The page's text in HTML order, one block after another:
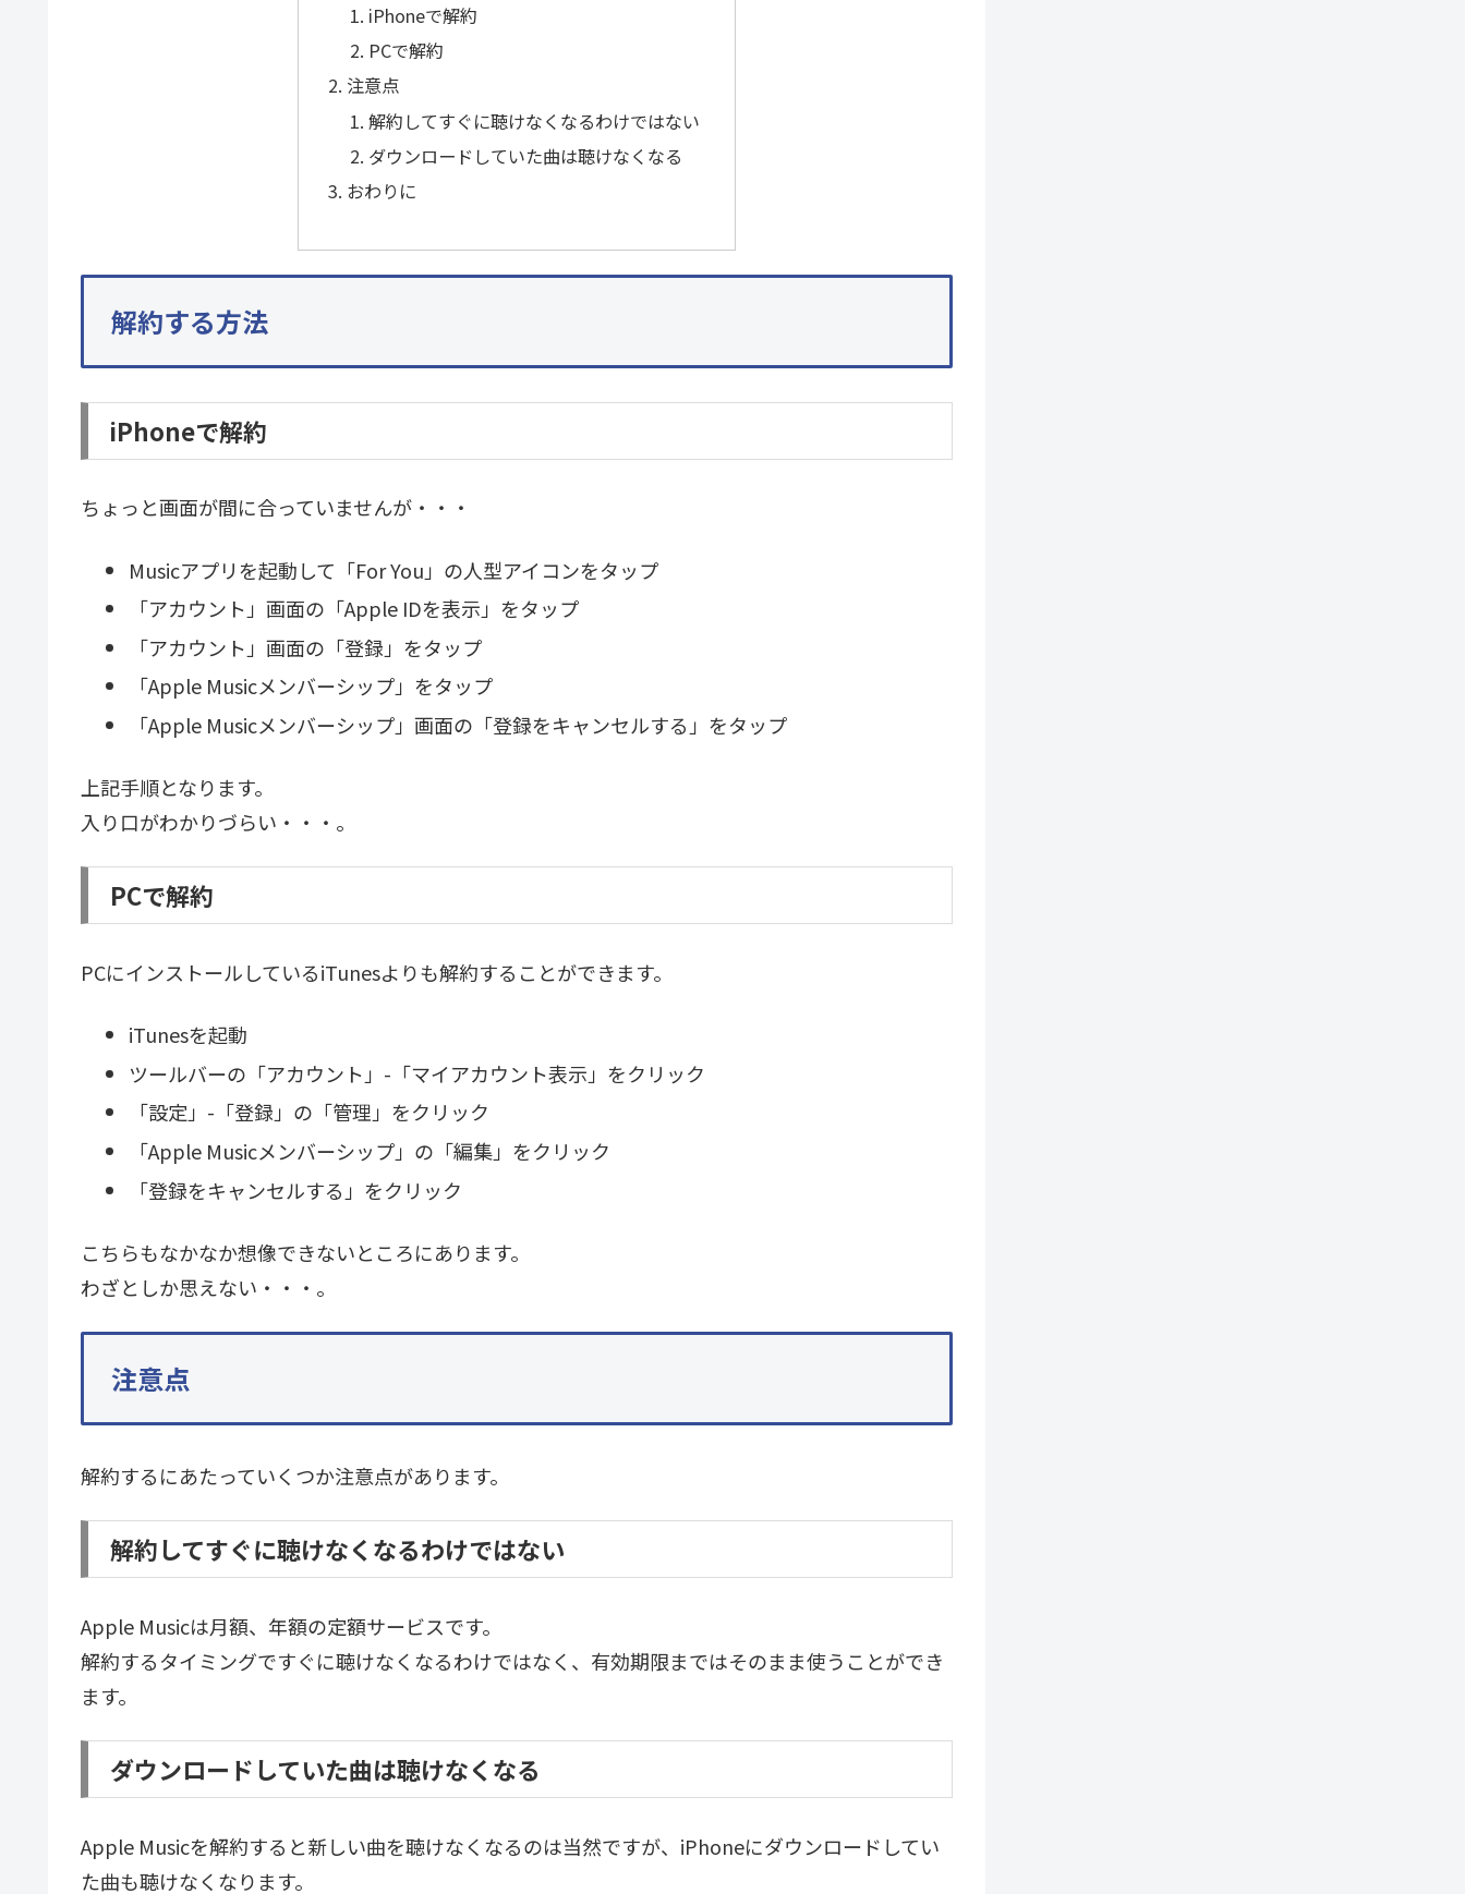
iPhoneで解約
PCで解約
注意点
解約してすぐに聴けなくなるわけではない
ダウンロードしていた曲は聴けなくなる
おわりに
解約する方法
iPhoneで解約
ちょっと画面が間に合っていませんが・・・
Musicアプリを起動して「For You」の人型アイコンをタップ
「アカウント」画面の「Apple IDを表示」をタップ
「アカウント」画面の「登録」をタップ
「Apple Musicメンバーシップ」をタップ
「Apple Musicメンバーシップ」画面の「登録をキャンセルする」をタップ
上記手順となります。
入り口がわかりづらい・・・。
PCで解約
PCにインストールしているiTunesよりも解約することができます。
iTunesを起動
ツールバーの「アカウント」-「マイアカウント表示」をクリック
「設定」-「登録」の「管理」をクリック
「Apple Musicメンバーシップ」の「編集」をクリック
「登録をキャンセルする」をクリック
こちらもなかなか想像できないところにあります。
わざとしか思えない・・・。
注意点
解約するにあたっていくつか注意点があります。
解約してすぐに聴けなくなるわけではない
Apple Musicは月額、年額の定額サービスです。
解約するタイミングですぐに聴けなくなるわけではなく、有効期限まではそのまま使うことができ
ます。
ダウンロードしていた曲は聴けなくなる
Apple Musicを解約すると新しい曲を聴けなくなるのは当然ですが、iPhoneにダウンロードしてい
た曲も聴けなくなります。